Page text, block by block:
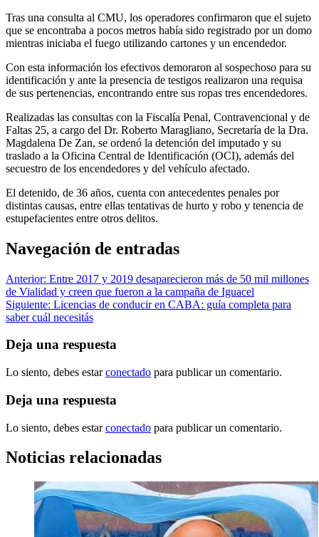
Tras una consulta al CMU, los operadores confirmaron que el sujeto
que se encontraba a pocos metros había sido registrado por un domo
mientras iniciaba el fuego utilizando cartones y un encendedor.
Con esta información los efectivos demoraron al sospechoso para su
identificación y ante la presencia de testigos realizaron una requisa
de sus pertenencias, encontrando entre sus ropas tres encendedores.
Realizadas las consultas con la Fiscalía Penal, Contravencional y de
Faltas 25, a cargo del Dr. Roberto Maragliano, Secretaría de la Dra.
Magdalena De Zan, se ordenó la detención del imputado y su
traslado a la Oficina Central de Identificación (OCI), además del
secuestro de los encendedores y del vehículo afectado.
El detenido, de 36 años, cuenta con antecedentes penales por
distintas causas, entre ellas tentativas de hurto y robo y tenencia de
estupefacientes entre otros delitos.
Navegación de entradas
Anterior: Entre 2017 y 2019 desaparecieron más de 50 mil millones
de Vialidad y creen que fueron a la campaña de Iguacel
Siguiente: Licencias de conducir en CABA: guía completa para
saber cuál necesitás
Deja una respuesta
Lo siento, debes estarconectado para publicar un comentario.
Deja una respuesta
Lo siento, debes estarconectado para publicar un comentario.
Noticias relacionadas